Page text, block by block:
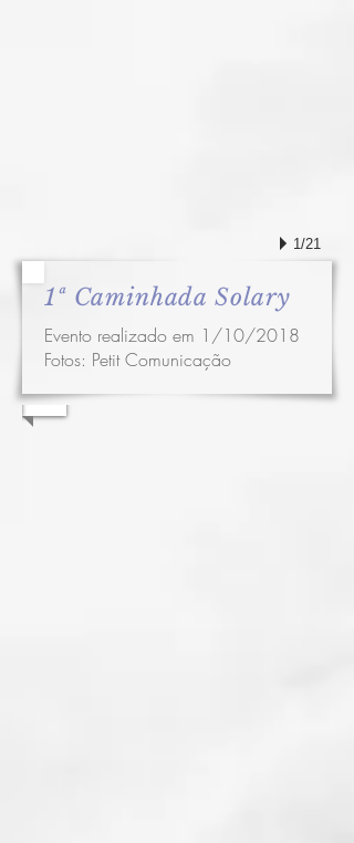
1/21
1ª Caminhada Solary
Evento realizado em 1/10/2018
Fotos: Petit Comunicação